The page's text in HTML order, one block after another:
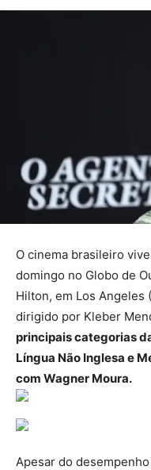
O cinema brasileiro
domingo no Globo de
Hilton, em Los Angeles
dirigido por Kleber
principais categorias
Língua Não Inglesa e
com Wagner Moura.
Apesar do